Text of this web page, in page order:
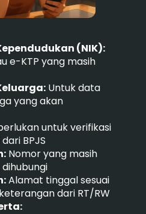
(NIK):
e-KTP yang masih
Untuk data
yang akan
untuk verifikasi
BPJS
Nomor yang masih
Alamat tinggal sesuai
dari RT/RW